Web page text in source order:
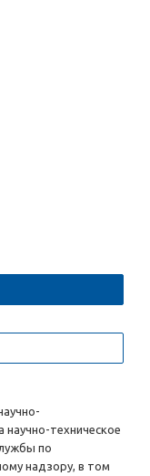
научно-техническое
по
надзору, в том